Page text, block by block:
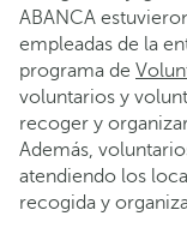
ABANCA
empleadas de la
programa de
voluntarios y
recoger y
Además,
atendiendo los
recogida y